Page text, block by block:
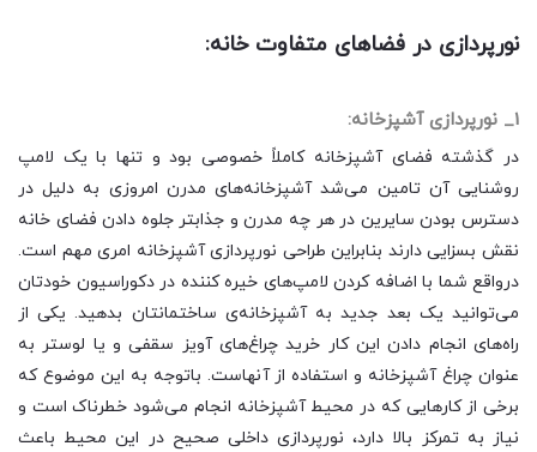
نورپردازی در فضاهای متفاوت خانه:
1_ نورپردازی آشپزخانه:
در گذشته فضای آشپزخانه کاملاً خصوصی بود و تنها با یک لامپ
روشنایی آن تامین می‌شد آشپزخانه‌های مدرن امروزی به دلیل در
دسترس بودن سایرین در هر چه مدرن و جذابتر جلوه دادن فضای خانه
نقش بسزایی دارند بنابراین طراحی نورپردازی آشپزخانه امری مهم است.
درواقع شما با اضافه کردن لامپ‌های خیره کننده در دکوراسیون خودتان
می‌توانید یک بعد جدید به آشپزخانه‌ی ساختمانتان بدهید. یکی از
راه‌های انجام دادن این کار خرید چراغ‌های آویز سقفی و یا لوستر به
عنوان چراغ آشپزخانه و استفاده از آنهاست. باتوجه به این موضوع که
برخی از کارهایی که در محیط آشپزخانه انجام می‌شود خطرناک است و
نیاز به تمرکز بالا دارد، نورپردازی داخلی صحیح در این محیط باعث